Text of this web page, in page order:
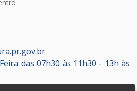
das 07h30 às 11h30 - 13h às